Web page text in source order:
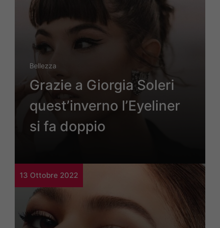
Bellezza
Grazie a Giorgia Soleri
quest’inverno l’Eyeliner
si fa doppio
13 Ottobre 2022